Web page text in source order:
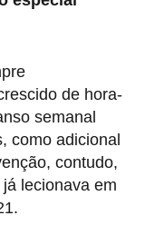
de hora-
semanal
como adicional
contudo,
lecionava em